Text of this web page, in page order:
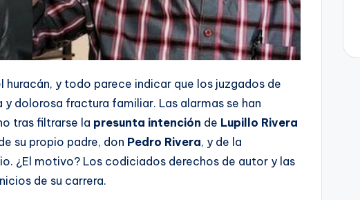
huracán, y todo parece indicar que los juzgados de
y dolorosa fractura familiar. Las alarmas se han
tras filtrarse la presunta intención de Lupillo Rivera
su propio padre, don Pedro Rivera, y de la
¿El motivo? Los codiciados derechos de autor y las
de su carrera.